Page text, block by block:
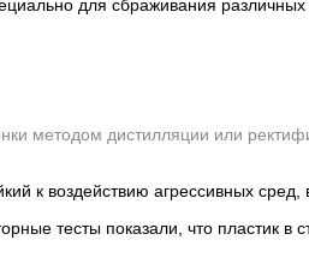
для сбраживания различных
методом дистилляции или
к воздействию агрессивных
тесты показали, что пластик